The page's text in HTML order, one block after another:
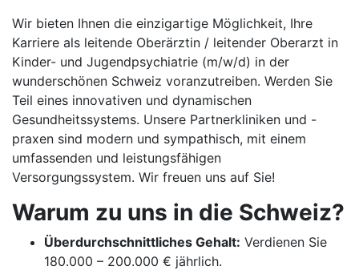
Wir bieten Ihnen die einzigartige Möglichkeit, Ihre
Karriere als leitende Oberärztin / leitender Oberarzt in
Kinder- und Jugendpsychiatrie (m/w/d) in der
wunderschönen Schweiz voranzutreiben. Werden Sie
Teil eines innovativen und dynamischen
Gesundheitssystems. Unsere Partnerkliniken und -
praxen sind modern und sympathisch, mit einem
umfassenden und leistungsfähigen
Versorgungssystem. Wir freuen uns auf Sie!
Warum zu uns in die Schweiz?
Überdurchschnittliches Gehalt: Verdienen Sie
180.000 – 200.000 € jährlich.